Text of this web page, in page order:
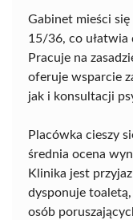
Gabinet mieści
15/36, co ułatwia
Pracuje na
oferuje wsparcie
jak i konsultacji
Placówka cieszy
średnia ocena
Klinika jest
dysponuje
osób